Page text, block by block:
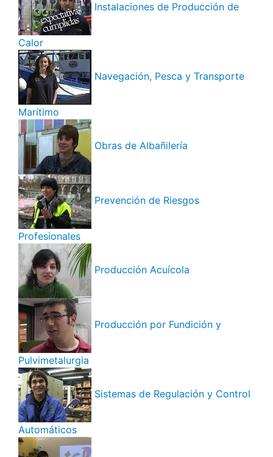
Instalaciones de Producción de
Calor
Navegación, Pesca y Transporte
Marítimo
Obras de Albañilería
Prevención de Riesgos
Profesionales
Producción Acuícola
Producción por Fundición y
Pulvimetalurgia
Sistemas de Regulación y Control
Automáticos